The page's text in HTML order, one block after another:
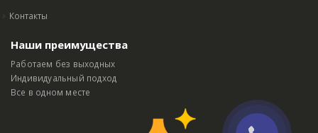
Контакты
Наши преимущества
Работаем без выходных
Индивидуальный подход
Все в одном месте